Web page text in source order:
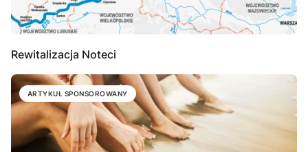
Rewitalizacja Noteci
ARTYKUŁ SPONSOROWANY